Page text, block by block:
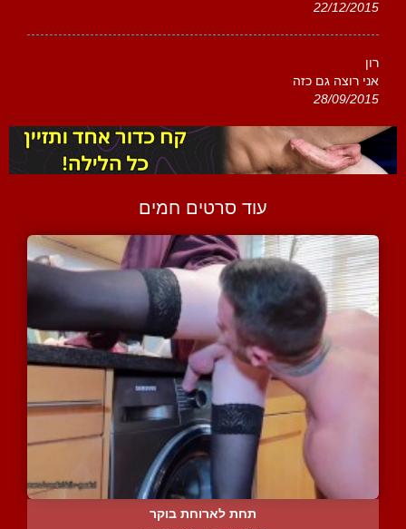
22/12/2015
רון
אני רוצה גם כזה
28/09/2015
עוד סרטים חמים
תחת לארוחת בוקר